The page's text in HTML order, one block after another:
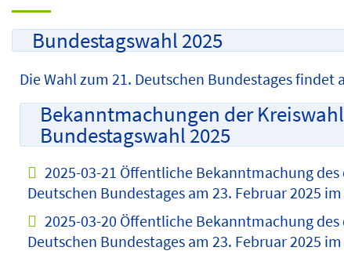
Bundestagswahl 2025
Die Wahl zum 21. Deutschen Bundestages findet
Bekanntmachungen der
Bundestagswahl 2025
2025-03-21 Öffentliche Bekanntmachung
Deutschen Bundestages am 23. Februar 2025
2025-03-20 Öffentliche Bekanntmachung
Deutschen Bundestages am 23. Februar 2025